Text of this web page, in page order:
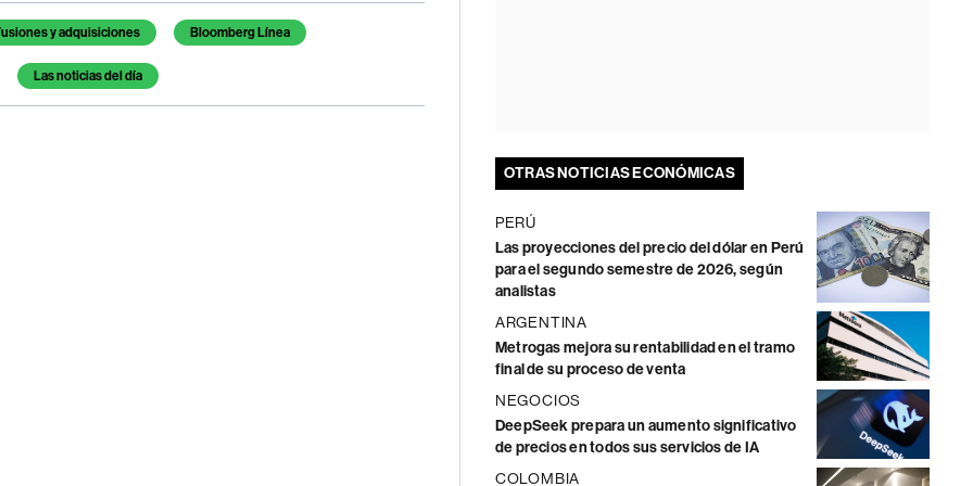
y adquisiciones Bloomberg Línea
Las noticias del día
OTRAS NOTICIAS ECONÓMICAS
PERÚ
Las proyecciones del precio del dólar en Perú
para el segundo semestre de 2026, según
analistas
ARGENTINA
Metrogas mejora su rentabilidad en el tramo
final de su proceso de venta
NEGOCIOS
DeepSeek prepara un aumento significativo
de precios en todos sus servicios de IA
COLOMBIA